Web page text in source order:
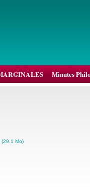
Minutes
(29.1 Mo)